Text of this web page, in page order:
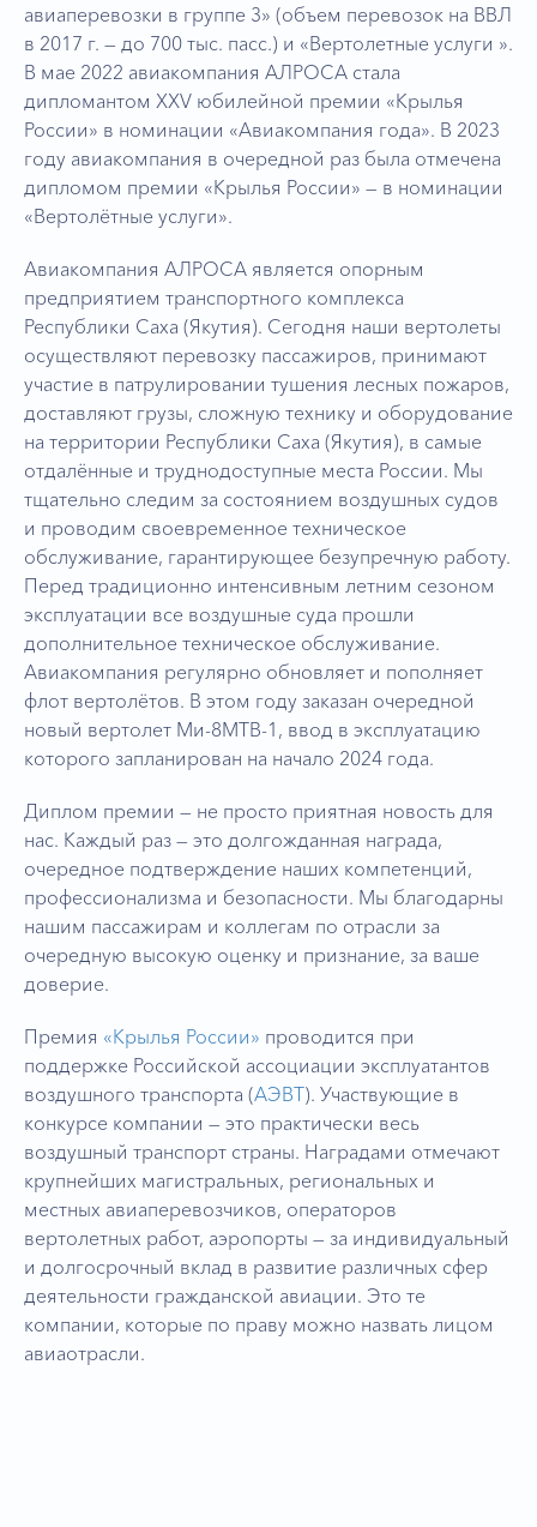
авиаперевозки в группе 3» (объем перевозок на ВВЛ
в 2017 г. — до 700 тыс. пасс.) и «Вертолетные услуги ».
В мае 2022 авиакомпания АЛРОСА стала
дипломантом XXV юбилейной премии «Крылья
России» в номинации «Авиакомпания года». В 2023
году авиакомпания в очередной раз была отмечена
дипломом премии «Крылья России» — в номинации
«Вертолётные услуги».
Авиакомпания АЛРОСА является опорным
предприятием транспортного комплекса
Республики Саха (Якутия). Сегодня наши вертолеты
осуществляют перевозку пассажиров, принимают
участие в патрулировании тушения лесных пожаров,
доставляют грузы, сложную технику и оборудование
на территории Республики Саха (Якутия), в самые
отдалённые и труднодоступные места России. Мы
тщательно следим за состоянием воздушных судов
и проводим своевременное техническое
обслуживание, гарантирующее безупречную работу.
Перед традиционно интенсивным летним сезоном
эксплуатации все воздушные суда прошли
дополнительное техническое обслуживание.
Авиакомпания регулярно обновляет и пополняет
флот вертолётов. В этом году заказан очередной
новый вертолет Ми-8МТВ-1, ввод в эксплуатацию
которого запланирован на начало 2024 года.
Диплом премии — не просто приятная новость для
нас. Каждый раз — это долгожданная награда,
очередное подтверждение наших компетенций,
профессионализма и безопасности. Мы благодарны
нашим пассажирам и коллегам по отрасли за
очередную высокую оценку и признание, за ваше
доверие.
Премия «Крылья России» проводится при
поддержке Российской ассоциации эксплуатантов
воздушного транспорта (АЭВТ). Участвующие в
конкурсе компании — это практически весь
воздушный транспорт страны. Наградами отмечают
крупнейших магистральных, региональных и
местных авиаперевозчиков, операторов
вертолетных работ, аэропорты — за индивидуальный
и долгосрочный вклад в развитие различных сфер
деятельности гражданской авиации. Это те
компании, которые по праву можно назвать лицом
авиаотрасли.